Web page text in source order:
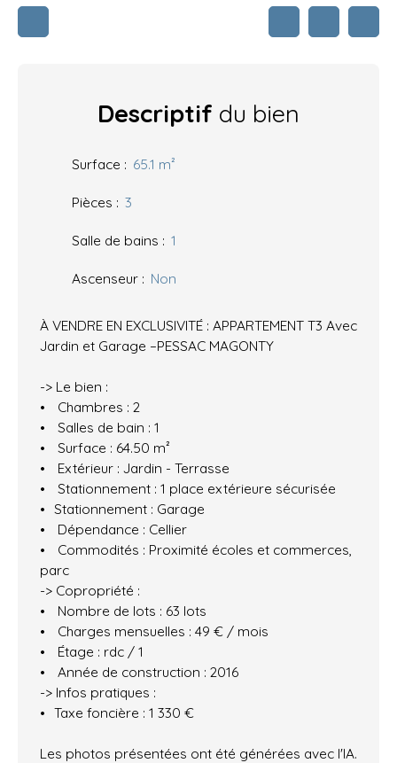
Descriptif du bien
Surface : 65.1 m²
Pièces : 3
Salle de bains : 1
Ascenseur : Non
À VENDRE EN EXCLUSIVITÉ : APPARTEMENT T3 Avec
Jardin et Garage –PESSAC MAGONTY
-> Le bien :
Chambres : 2
Salles de bain : 1
Surface : 64.50 m²
Extérieur : Jardin - Terrasse
Stationnement : 1 place extérieure sécurisée
Stationnement : Garage
Dépendance : Cellier
Commodités : Proximité écoles et commerces,
parc
-> Copropriété :
Nombre de lots : 63 lots
Charges mensuelles : 49 € / mois
Étage : rdc / 1
Année de construction : 2016
-> Infos pratiques :
Taxe foncière : 1 330 €
Les photos présentées ont été générées avec l'IA.